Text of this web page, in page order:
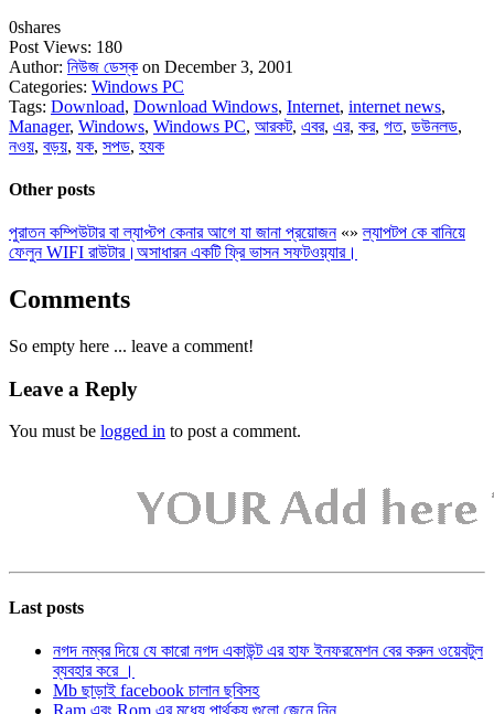
0shares
Post Views: 180
Author: নিউজ ডেস্ক on December 3, 2001
Categories: Windows PC
Tags: Download, Download Windows, Internet, internet news,
Manager, Windows, Windows PC, আরকট, এবর, এর, কর, গত, ডউনলড,
নওয়, বড়য়, যক, সপড, হযক
Other posts
পুরাতন কম্পিউটার বা ল্যাপ্টপ কেনার আগে যা জানা প্রয়োজন«»ল্যাপটপ কে বানিয়ে
ফেলুন WIFI রাউটার।অসাধারন একটি ফ্রি ভাসন সফটওয়্যার।
Comments
So empty here ... leave a comment!
Leave a Reply
You must be logged in to post a comment.
Last posts
নগদ নম্বর দিয়ে যে কারো নগদ একাউন্ট এর হাফ ইনফরমেশন বের করুন ওয়েবটুল
ব্যবহার করে ।
Mb ছাড়াই facebook চালান ছবিসহ
Ram এবং Rom এর মধ্যে পার্থক্য গুলো জেনে নিন